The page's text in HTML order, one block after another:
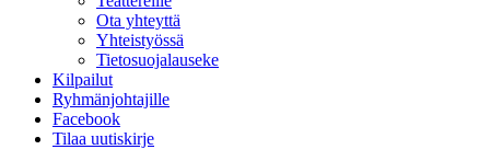
Ota yhteyttä
Yhteistyössä
Tietosuojalauseke
Kilpailut
Ryhmänjohtajille
Facebook
Tilaa uutiskirje